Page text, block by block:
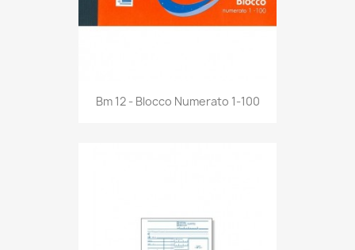
Anteprima
Bm 12 - Blocco Numerato 1-100